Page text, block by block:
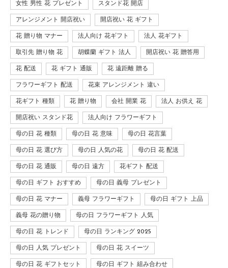
女性 男性 花 プレゼント スタンド花 開店
アレンジメント 開店祝い 開店祝い 花 ギフト
花 贈り物 マナー 法人向け 花ギフト 法人 花ギフト
取引先 贈り物 花 胡蝶蘭 ギフト 法人 開店祝い 花 贈答用
花 配送 花 ギフト 通販 花 遠距離 贈る
フラワーギフト 配送 花束 アレンジメント 違い
花ギフト 種類 花 贈り物 会社 開業 花 法人 お供え 花
開店祝い スタンド花 法人向け フラワーギフト
母の日 花 種類 母の日 花 意味 母の日 花言葉
母の日 花 選び方 母の日 人気の花 母の日 花 配送
母の日 花 通販 母の日 遠方 花ギフト 配送
母の日 ギフト おすすめ 母の日 義母 プレゼント
母の日 花 マナー 義母 フラワーギフト 母の日 ギフト 上品
義母 花の贈り物 母の日 フラワーギフト 人気
母の日 花 トレンド 母の日 ランキング 2025
母の日 人気 プレゼント 母の日 花 スイーツ
母の日 花 ギフトセット 母の日 ギフト 組み合わせ